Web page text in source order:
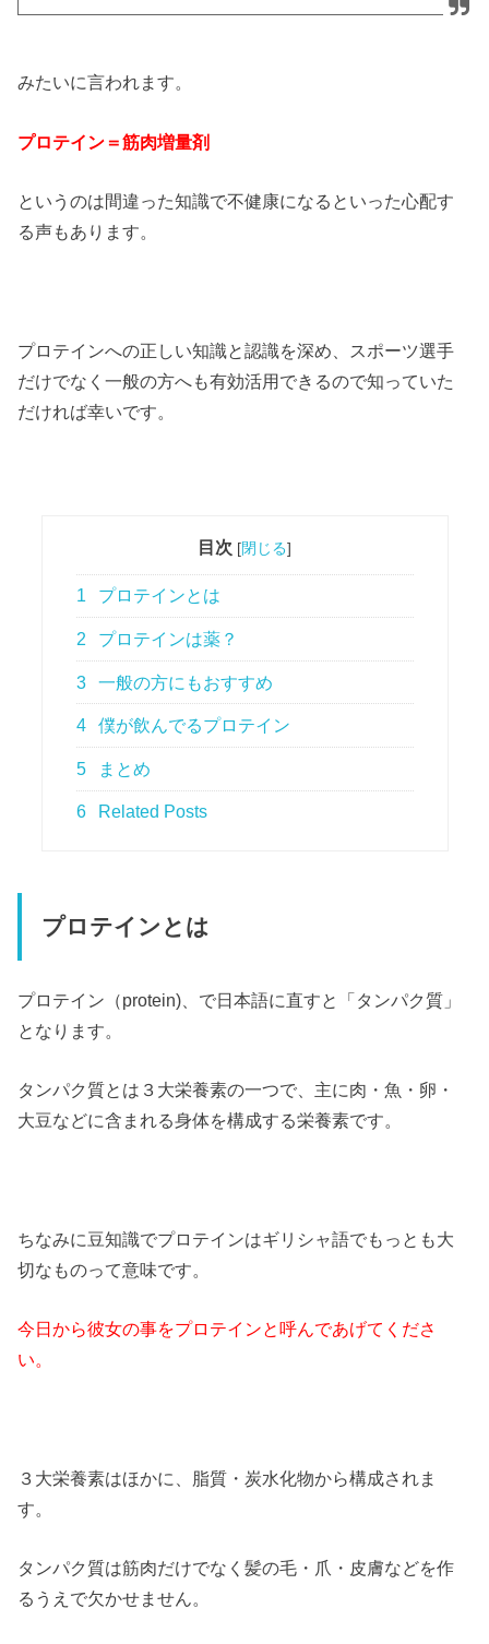
みたいに言われます。
プロテイン＝筋肉増量剤
というのは間違った知識で不健康になるといった心配す
る声もあります。
プロテインへの正しい知識と認識を深め、スポーツ選手
だけでなく一般の方へも有効活用できるので知っていた
だければ幸いです。
目次 [閉じる]
1 プロテインとは
2 プロテインは薬？
3 一般の方にもおすすめ
4 僕が飲んでるプロテイン
5 まとめ
6 Related Posts
プロテインとは
プロテイン（protein)、で日本語に直すと「タンパク質」
となります。
タンパク質とは３大栄養素の一つで、主に肉・魚・卵・
大豆などに含まれる身体を構成する栄養素です。
ちなみに豆知識でプロテインはギリシャ語でもっとも大
切なものって意味です。
今日から彼女の事をプロテインと呼んであげてくださ
い。
３大栄養素はほかに、脂質・炭水化物から構成されま
す。
タンパク質は筋肉だけでなく髪の毛・爪・皮膚などを作
るうえで欠かせません。